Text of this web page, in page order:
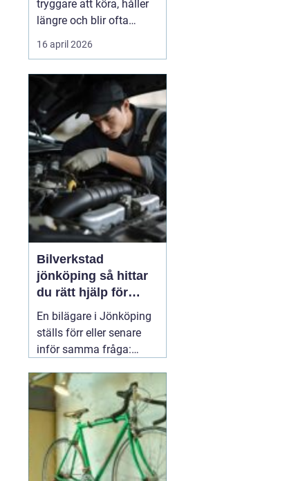
tryggare att köra, håller
längre och blir ofta
billigare i längden. För
många bilägare i
service inte bara om att
följa serviceboken, utan
om att kunna lita på
bilen varje dag oavsett
om den rullar till jobbet,
...
16 april 2026
Bilverkstad
jönköping så hittar
du rätt hjälp för
bilen
En bilägare i Jönköping
ställs förr eller senare
inför samma fråga:
hand om bilen, utan att
kostnaderna skenar och
garantier försvinner?
Valet av05 april 2026